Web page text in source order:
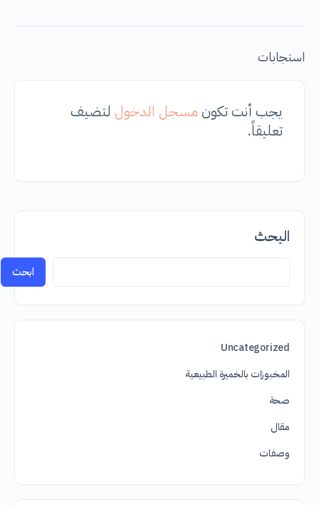
استجابات
يجب أنت تكون مسجل الدخول لتضيف
تعليقاً.
البحث
ابحث
Uncategorized
المخبوزات بالخميرة الطبيعية
صحة
مقال
وصفات